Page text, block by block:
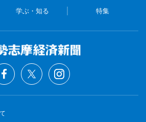
学ぶ・知る 特集